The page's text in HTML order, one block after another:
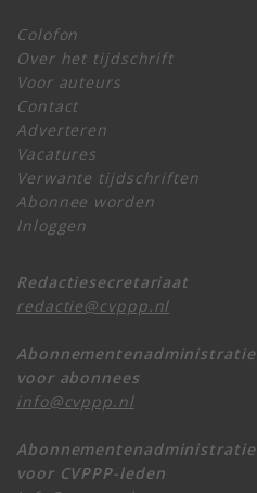
Colofon
Over het tijdschrift
Voor auteurs
Contact
Adverteren
Vacatures
Verwante tijdschriften
Abonnee worden
Inloggen
Redactiesecretariaat
redactie@cvppp.nl
Abonnementenadministratie
voor abonnees
info@cvppp.nl
Abonnementenadministratie
voor CVPPP-leden